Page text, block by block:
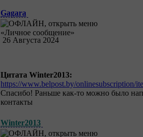
Gagara
26 Августа 2024
Цитата Winter2013:
https://www.belpost.by/onlinesubscription/
Спасибо! Раньше как-то можно было
контакты
Winter2013